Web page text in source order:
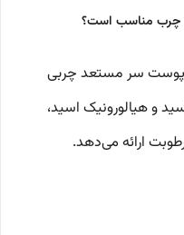
پوست سر مستعد چربی
و هیالورونیک اسید،
ارائه می‌دهد.